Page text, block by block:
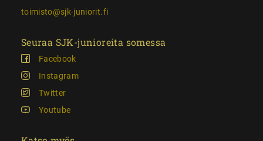
toimisto@sjk-juniorit.fi
Seuraa SJK-junioreita somessa
Facebook
Instagram
Twitter
Youtube